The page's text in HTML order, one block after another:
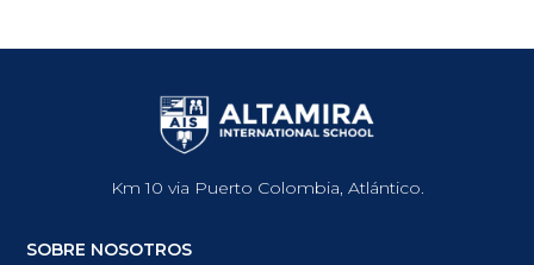
Km 10 via Puerto Colombia, Atlántico.
SOBRE NOSOTROS